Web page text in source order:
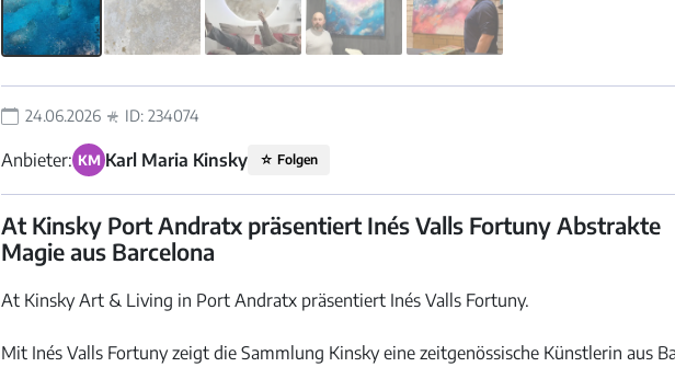
24.06.2026 ID: 234074
Anbieter: KM Karl Maria Kinsky ☆ Folgen
At Kinsky Port Andratx präsentiert Inés Valls Fortuny Abstrakte
Magie aus Barcelona
At Kinsky Art & Living in Port Andratx präsentiert Inés Valls Fortuny.
Mit Inés Valls Fortuny zeigt die Sammlung Kinsky eine zeitgenössische Künstlerin aus